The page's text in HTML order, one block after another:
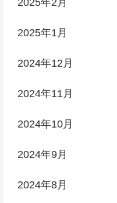
2025年1月
2024年12月
2024年11月
2024年10月
2024年9月
2024年8月